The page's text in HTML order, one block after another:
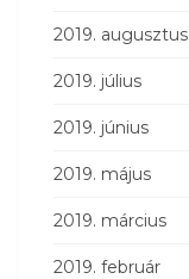
2019. augusztus
2019. július
2019. június
2019. május
2019. március
2019. február